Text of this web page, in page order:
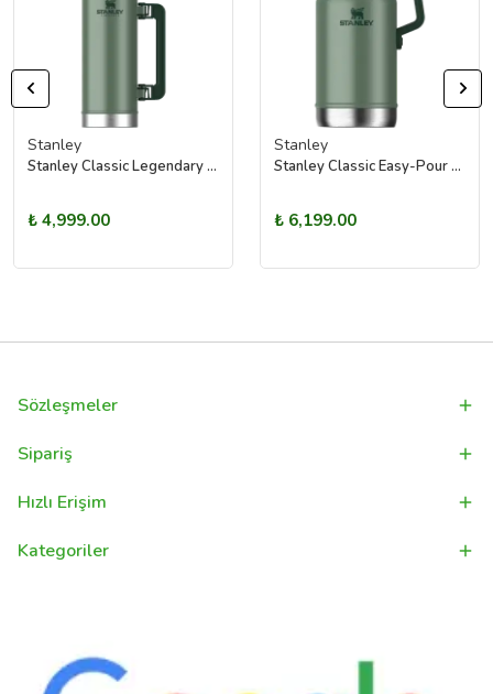
Stanley
Stanley Classic Legendary Termos | 1.9L Yeşil
₺ 4,999.00
Stanley
Stanley Classic Easy-Pour Growler Termos | 1.9L
₺ 6,199.00
Sözleşmeler
Sipariş
Hızlı Erişim
Kategoriler